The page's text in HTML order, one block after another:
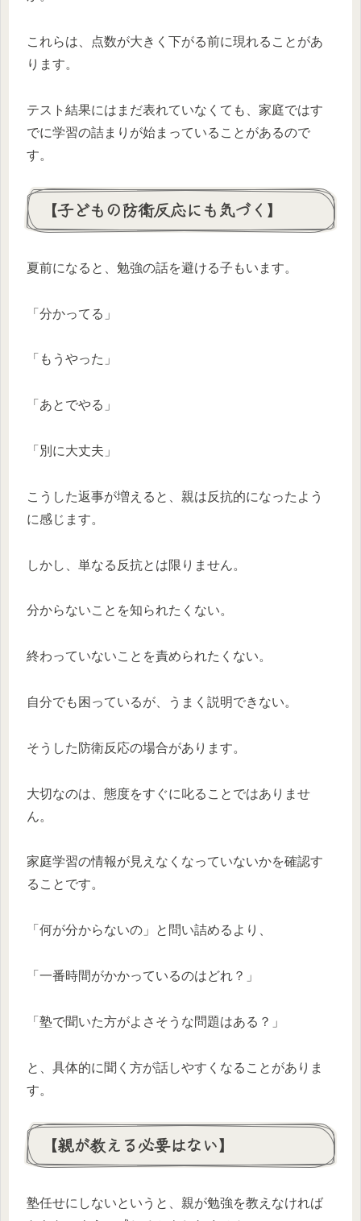
これらは、点数が大きく下がる前に現れることがあ
ります。
テスト結果にはまだ表れていなくても、家庭ではす
でに学習の詰まりが始まっていることがあるので
す。
【子どもの防衛反応にも気づく】
夏前になると、勉強の話を避ける子もいます。
「分かってる」
「もうやった」
「あとでやる」
「別に大丈夫」
こうした返事が増えると、親は反抗的になったよう
に感じます。
しかし、単なる反抗とは限りません。
分からないことを知られたくない。
終わっていないことを責められたくない。
自分でも困っているが、うまく説明できない。
そうした防衛反応の場合があります。
大切なのは、態度をすぐに叱ることではありませ
ん。
家庭学習の情報が見えなくなっていないかを確認す
ることです。
「何が分からないの」と問い詰めるより、
「一番時間がかかっているのはどれ？」
「塾で聞いた方がよさそうな問題はある？」
と、具体的に聞く方が話しやすくなることがありま
す。
【親が教える必要はない】
塾任せにしないというと、親が勉強を教えなければ